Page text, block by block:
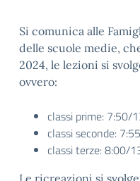
Si comunica alle
delle scuole medie,
2024, le lezioni si
ovvero:
classi prime: 7:50/
classi seconde:
classi terze: 8:00/
Le ricreazioni si